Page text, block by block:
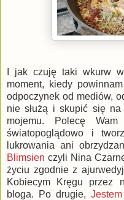
I jak czuję taki wkurw
moment, kiedy
odpoczynek od mediów,
nie służą i skupić się
mojemu. Polecę
światopoglądowo i
lukrowania ani
Blimsien czyli Nina
życiu zgodnie z
Kobiecym Kręgu przez
bloga. Po drugie,Jestem